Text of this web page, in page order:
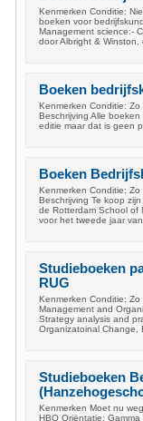
Kenmerken Conditie:
boeken voor
Management science:-
door Albright & Winston,
Boeken
Kenmerken Conditie:
Beschrijving Alle
editie maar dat is geen
Boeken
Kenmerken Conditie:
Beschrijving Te koop
de Rotterdam School of
voor het tweede jaar
Studieboeken
RUG
Kenmerken Conditie:
Management and
Strategy analysis and
Organizatoinal Change,
Studieboeken
Kenmerken Moet nu
HBO Oriëntatie: